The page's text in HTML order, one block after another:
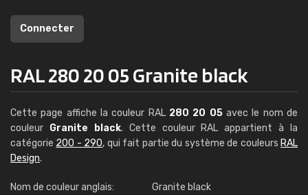
Connecter
RAL 280 20 05 Granite black
Cette page affiche la couleur RAL 280 20 05avec le nom de
couleur Granite black. Cette couleur RAL appartient à la
catégorie 200 - 290, qui fait partie du système de couleurs RAL
Design.
Nom de couleur anglais:
Granite black